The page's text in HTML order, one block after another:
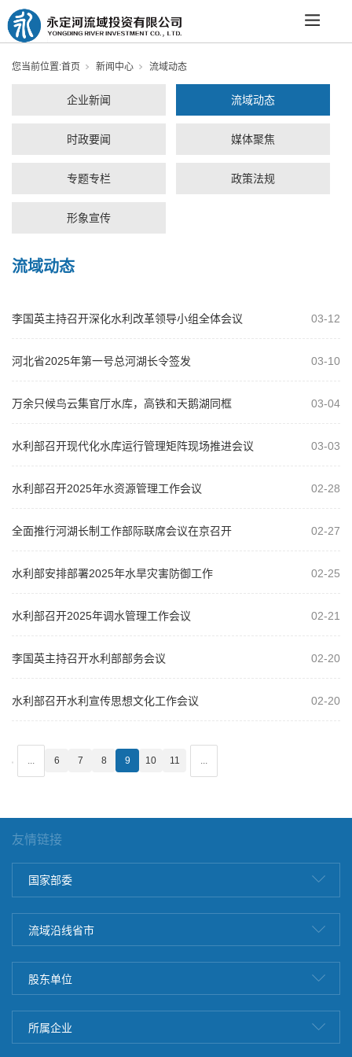
您当前位置:首页 新闻中心 流域动态
企业新闻 流域动态
时政要闻 媒体聚焦
专题专栏 政策法规
形象宣传
流域动态
李国英主持召开深化水利改革领导小组全体会议 03-12
河北省2025年第一号总河湖长令签发 03-10
万余只候鸟云集官厅水库，高铁和天鹅湖同框 03-04
水利部召开现代化水库运行管理矩阵现场推进会议 03-03
水利部召开2025年水资源管理工作会议 02-28
全面推行河湖长制工作部际联席会议在京召开 02-27
水利部安排部署2025年水旱灾害防御工作 02-25
水利部召开2025年调水管理工作会议 02-21
李国英主持召开水利部部务会议 02-20
水利部召开水利宣传思想文化工作会议 02-20
... 6 7 8 9 10 11 ...
友情链接
国家部委
流域沿线省市
股东单位
所属企业